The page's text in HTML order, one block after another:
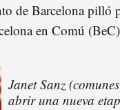
de Barcelona pilló
en Comú
Janet Sanz
abrir una nueva